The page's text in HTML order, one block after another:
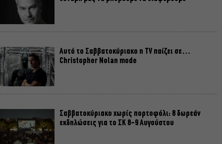
Αυτό το Σαββατοκύριακο η TV παίζει σε…
Christopher Nolan mode
Σαββατοκύριακο χωρίς πορτοφόλι: 8 δωρεάν
εκδηλώσεις για το ΣΚ 8-9 Αυγούστου